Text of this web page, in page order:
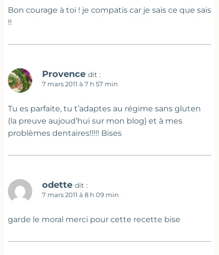
Bon courage à toi ! je compatis car je sais ce que sais
!!
Provence dit :
7 mars 2011 à 7 h 57 min
Tu es parfaite, tu t’adaptes au régime sans gluten
(la preuve aujoud’hui sur mon blog) et à mes
problèmes dentaires!!!!! Bises
odette dit :
7 mars 2011 à 8 h 09 min
garde le moral merci pour cette recette bise